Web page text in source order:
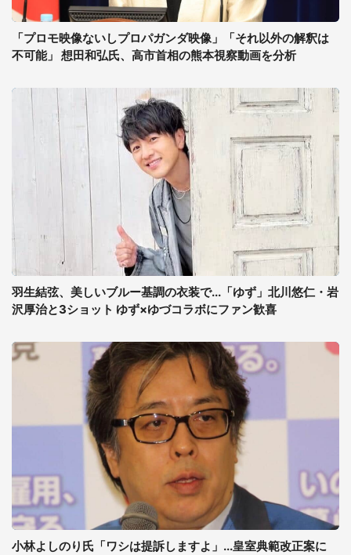
「プロモ映像ないしプロパガンダ映像」「それ以外の解釈は
不可能」 想田和弘氏、高市首相の熊本視察動画を分析
羽生結弦、美しいブルー基調の衣装で...「ゆず」北川悠仁・岩
沢厚治と3ショット ゆず×ゆづコラボにファン歓喜
小林よしのり氏「ワシは提訴しますよ」...皇室典範改正案に